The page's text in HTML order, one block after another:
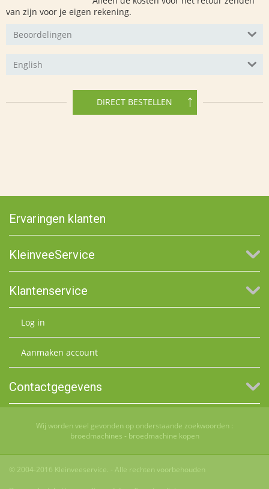
van zijn voor je eigen rekening.
Beoordelingen
English
DIRECT BESTELLEN
Ervaringen klanten
KleinveeService
Klantenservice
Log in
Aanmaken account
Contactgegevens
Wij worden veel gevonden op onderstaande zoekwoorden :
broedmachines - broedmachine kopen
© 2004-2016 Kleinveeservice. - Alle rechten voorbehouden